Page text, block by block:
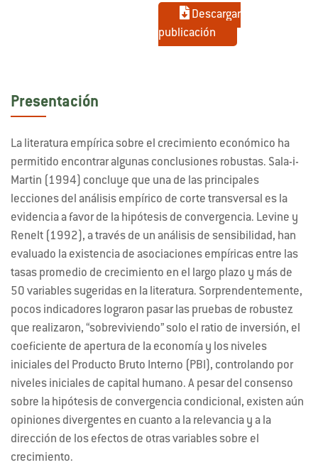
Descargar
publicación
Presentación
La literatura empírica sobre el crecimiento económico ha
permitido encontrar algunas conclusiones robustas. Sala-i-
Martin (1994) concluye que una de las principales
lecciones del análisis empírico de corte transversal es la
evidencia a favor de la hipótesis de convergencia. Levine y
Renelt (1992), a través de un análisis de sensibilidad, han
evaluado la existencia de asociaciones empíricas entre las
tasas promedio de crecimiento en el largo plazo y más de
50 variables sugeridas en la literatura. Sorprendentemente,
pocos indicadores lograron pasar las pruebas de robustez
que realizaron, “sobreviviendo” solo el ratio de inversión, el
coeficiente de apertura de la economía y los niveles
iniciales del Producto Bruto Interno (PBI), controlando por
niveles iniciales de capital humano. A pesar del consenso
sobre la hipótesis de convergencia condicional, existen aún
opiniones divergentes en cuanto a la relevancia y a la
dirección de los efectos de otras variables sobre el
crecimiento.